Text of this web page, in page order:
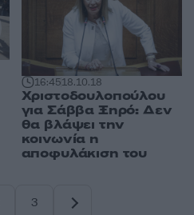
16:4518.10.18
Χριστοδουλοπούλου
για Σάββα Ξηρό: Δεν
θα βλάψει την
κοινωνία η
αποφυλάκιση του
3